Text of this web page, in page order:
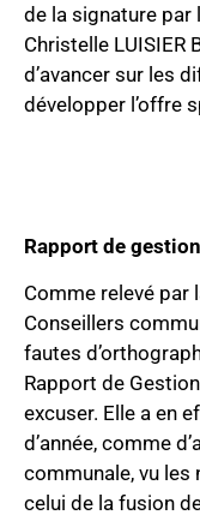
de la signature par
Christelle LUISIER
d’avancer sur les
développer l’offre
Rapport de
Comme relevé par
Conseillers
fautes
Rapport de
excuser. Elle a en
d’année, comme
communale, vu
celui de la fusion